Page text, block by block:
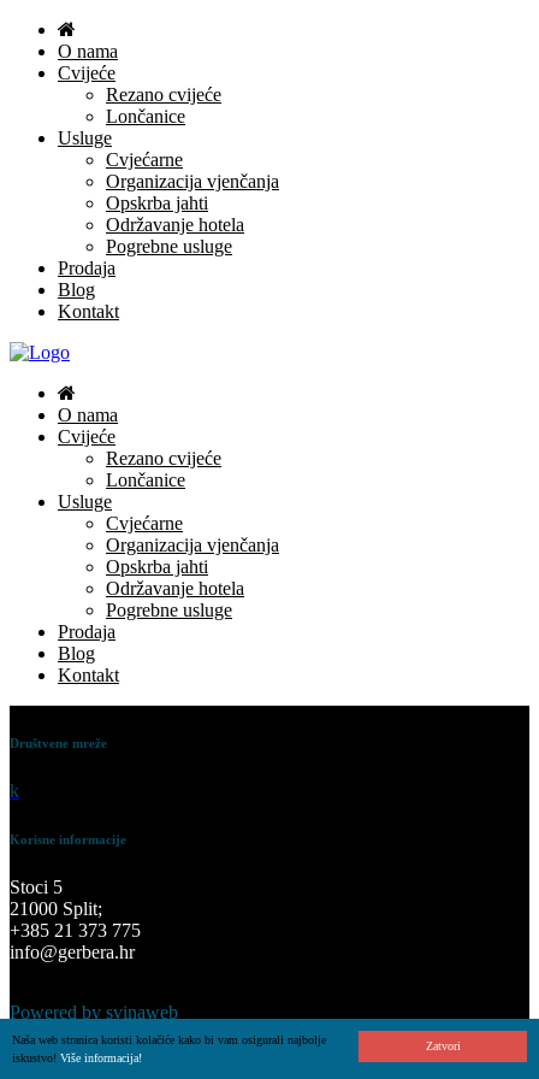
Zatvori
Naša web stranica koristi kolačiće kako bi vam osigurali najbolje
iskustvo! Više informacija!
O nama
Cvijeće
Rezano cvijeće
Lončanice
Usluge
Cvjećarne
Organizacija vjenčanja
Opskrba jahti
Održavanje hotela
Pogrebne usluge
Prodaja
Blog
Kontakt
O nama
Cvijeće
Rezano cvijeće
Lončanice
Usluge
Cvjećarne
Organizacija vjenčanja
Opskrba jahti
Održavanje hotela
Pogrebne usluge
Prodaja
Blog
Kontakt
Društvene mreže
k
Korisne informacije
Stoci 5
21000 Split;
+385 21 373 775
info@gerbera.hr
Powered by svinaweb